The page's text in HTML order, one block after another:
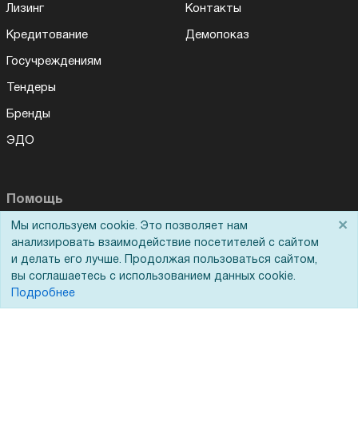
Лизинг
Кредитование
Госучреждениям
Тендеры
Бренды
ЭДО
Контакты
Демопоказ
Помощь
Вопрос-ответ
Реквизиты
Гарантии и возврат
Мы используем cookie. Это позволяет нам
анализировать взаимодействие посетителей с сайтом
и делать его лучше. Продолжая пользоваться сайтом,
вы соглашаетесь с использованием данных cookie.
Подробнее
×